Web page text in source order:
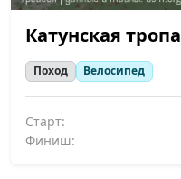
Катунская тропа
Поход Велосипед
Старт:
Финиш: